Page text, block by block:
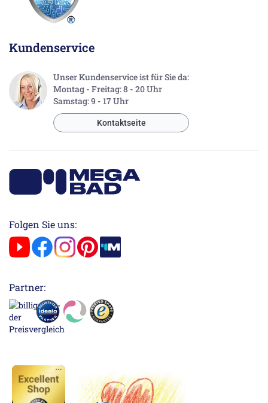
Kundenservice
Unser Kundenservice ist für Sie da:
Montag - Freitag: 8 - 20 Uhr
Samstag: 9 - 17 Uhr
Kontaktseite
Folgen Sie uns:
Partner: